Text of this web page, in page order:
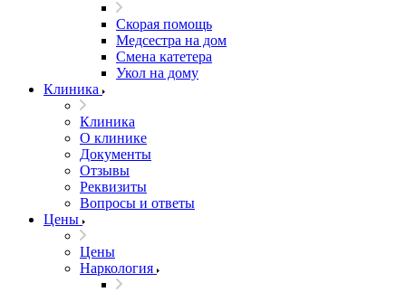
Скорая помощь
Медсестра на дом
Смена катетера
Укол на дому
Клиника
Клиника
О клинике
Документы
Отзывы
Реквизиты
Вопросы и ответы
Цены
Цены
Наркология